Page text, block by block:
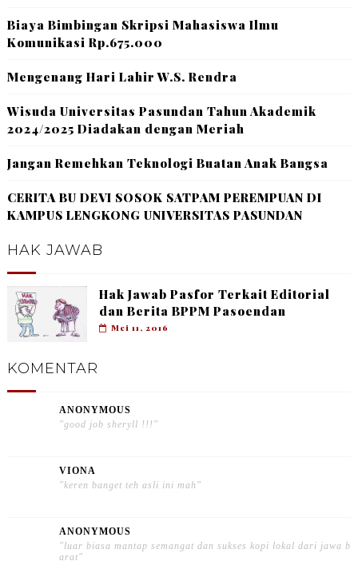
Biaya Bimbingan Skripsi Mahasiswa Ilmu
Komunikasi Rp.675.000
Mengenang Hari Lahir W.S. Rendra
Wisuda Universitas Pasundan Tahun Akademik
2024/2025 Diadakan dengan Meriah
Jangan Remehkan Teknologi Buatan Anak Bangsa
CERITA BU DEVI SOSOK SATPAM PEREMPUAN DI
KAMPUS LENGKONG UNIVERSITAS PASUNDAN
HAK JAWAB
Hak Jawab Pasfor Terkait Editorial
dan Berita BPPM Pasoendan
Mei 11, 2016
KOMENTAR
ANONYMOUS
"good job sheryll !!!"
VIONA
"keren banget teh asli ini mah"
ANONYMOUS
"luar biasa mantap semangat dan sukses kopi lokal dari jawa b
arat"